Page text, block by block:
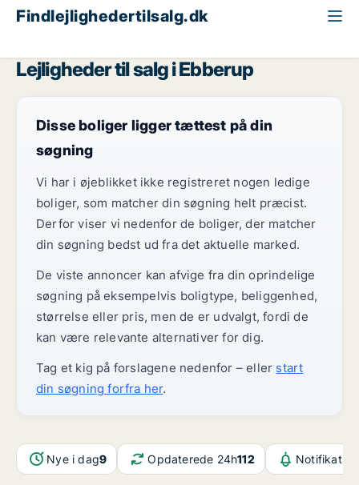
Findlejlighedertilsalg.dk
Lejligheder til salg i Ebberup
Disse boliger ligger tættest på din
søgning
Vi har i øjeblikket ikke registreret nogen ledige
boliger, som matcher din søgning helt præcist.
Derfor viser vi nedenfor de boliger, der matcher
din søgning bedst ud fra det aktuelle marked.
De viste annoncer kan afvige fra din oprindelige
søgning på eksempelvis boligtype, beliggenhed,
størrelse eller pris, men de er udvalgt, fordi de
kan være relevante alternativer for dig.
Tag et kig på forslagene nedenfor – eller start
din søgning forfra her.
Nye i dag9 Opdaterede 24h112